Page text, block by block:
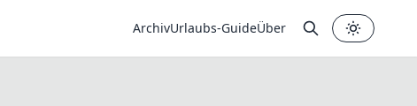
ArchivUrlaubs-GuideÜber
✕